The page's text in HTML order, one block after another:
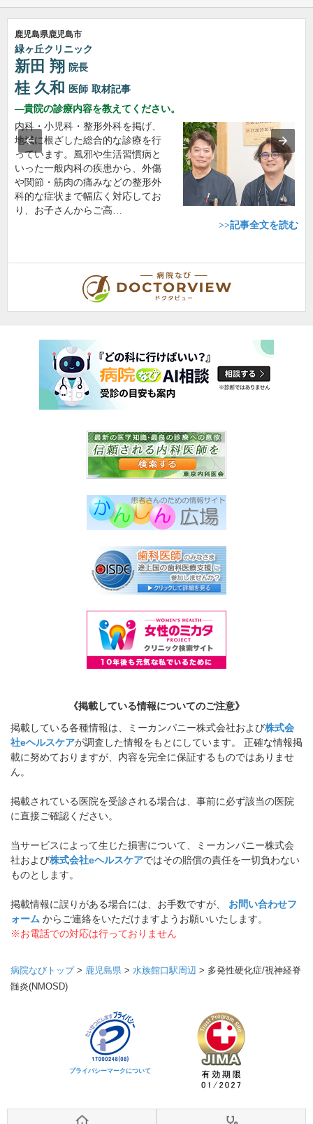
鹿児島県鹿児島市
緑ヶ丘クリニック
新田 翔 院長
桂 久和 医師 取材記事
貴院の診療内容を教えてください。
内科・小児科・整形外科を掲げ、
地域に根ざした総合的な診療を行
っています。風邪や生活習慣病と
いった一般内科の疾患から、外傷
や関節・筋肉の痛みなどの整形外
科的な症状まで幅広く対応してお
り、お子さんからご高…
>>記事全文を読む
《掲載している情報についてのご注意》
掲載している各種情報は、ミーカンパニー株式会社および株式会
社eヘルスケアが調査した情報をもとにしています。 正確な情報掲
載に努めておりますが、内容を完全に保証するものではありませ
ん。
掲載されている医院を受診される場合は、事前に必ず該当の医院
に直接ご確認ください。
当サービスによって生じた損害について、ミーカンパニー株式会
社および株式会社eヘルスケアではその賠償の責任を一切負わない
ものとします。
掲載情報に誤りがある場合には、お手数ですが、 お問い合わせフ
ォーム からご連絡をいただけますようお願いいたします。
※お電話での対応は行っておりません
病院なびトップ> 鹿児島県 > 水族館口駅周辺 > 多発性硬化症/視神経脊
髄炎(NMOSD)
プライバシーマークについて